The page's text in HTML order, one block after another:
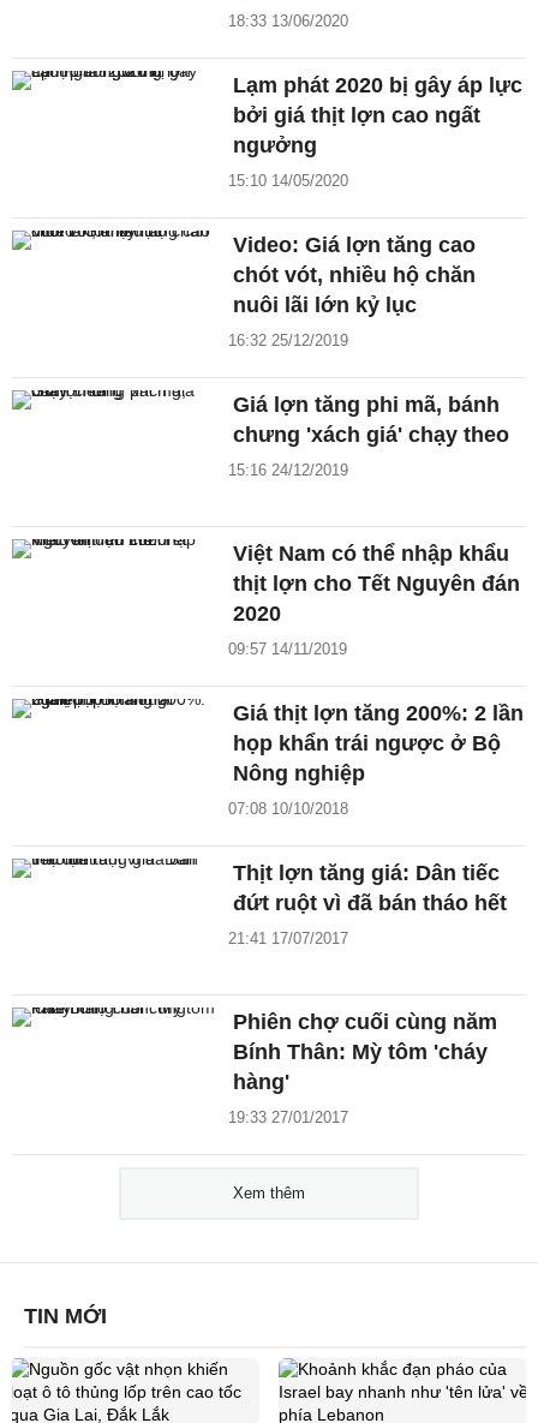
18:33 13/06/2020
Lạm phát 2020 bị gây áp lực
bởi giá thịt lợn cao ngất
ngưởng
15:10 14/05/2020
Video: Giá lợn tăng cao
chót vót, nhiều hộ chăn
nuôi lãi lớn kỷ lục
16:32 25/12/2019
Giá lợn tăng phi mã, bánh
chưng 'xách giá' chạy theo
15:16 24/12/2019
Việt Nam có thể nhập khẩu
thịt lợn cho Tết Nguyên đán
2020
09:57 14/11/2019
Giá thịt lợn tăng 200%: 2 lần
họp khẩn trái ngược ở Bộ
Nông nghiệp
07:08 10/10/2018
Thịt lợn tăng giá: Dân tiếc
đứt ruột vì đã bán tháo hết
21:41 17/07/2017
Phiên chợ cuối cùng năm
Bính Thân: Mỳ tôm 'cháy
hàng'
19:33 27/01/2017
Xem thêm
TIN MỚI